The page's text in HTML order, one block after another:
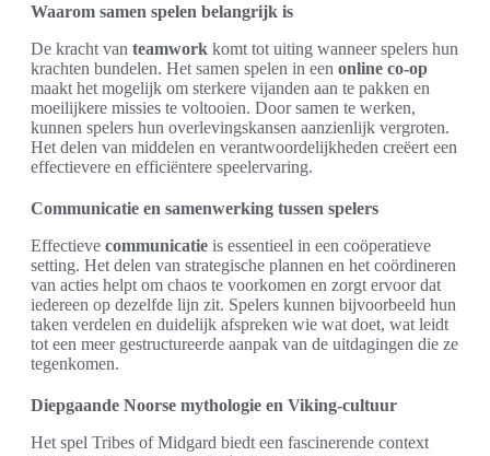
Waarom samen spelen belangrijk is
De kracht van teamwork komt tot uiting wanneer spelers hun
krachten bundelen. Het samen spelen in een online co-op
maakt het mogelijk om sterkere vijanden aan te pakken en
moeilijkere missies te voltooien. Door samen te werken,
kunnen spelers hun overlevingskansen aanzienlijk vergroten.
Het delen van middelen en verantwoordelijkheden creëert een
effectievere en efficiëntere speelervaring.
Communicatie en samenwerking tussen spelers
Effectieve communicatie is essentieel in een coöperatieve
setting. Het delen van strategische plannen en het coördineren
van acties helpt om chaos te voorkomen en zorgt ervoor dat
iedereen op dezelfde lijn zit. Spelers kunnen bijvoorbeeld hun
taken verdelen en duidelijk afspreken wie wat doet, wat leidt
tot een meer gestructureerde aanpak van de uitdagingen die ze
tegenkomen.
Diepgaande Noorse mythologie en Viking-cultuur
Het spel Tribes of Midgard biedt een fascinerende context